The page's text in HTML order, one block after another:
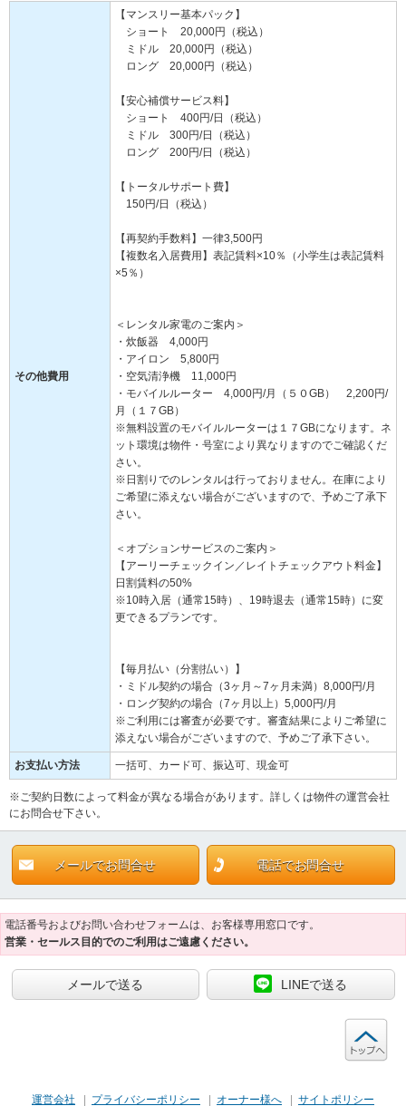
その他費用
【マンスリー基本パック】
ショート 20,000円（税込）
ミドル 20,000円（税込）
ロング 20,000円（税込）
【安心補償サービス料】
ショート 400円/日（税込）
ミドル 300円/日（税込）
ロング 200円/日（税込）
【トータルサポート費】
150円/日（税込）
【再契約手数料】一律3,500円
【複数名入居費用】表記賃料×10％（小学生は表記賃料
×5％）
＜レンタル家電のご案内＞
・炊飯器 4,000円
・アイロン 5,800円
・空気清浄機 11,000円
・モバイルルーター 4,000円/月（５０GB） 2,200円/
月（１７GB）
※無料設置のモバイルルーターは１７GBになります。ネ
ット環境は物件・号室により異なりますのでご確認くだ
さい。
※日割りでのレンタルは行っておりません。在庫により
ご希望に添えない場合がございますので、予めご了承下
さい。
＜オプションサービスのご案内＞
【アーリーチェックイン／レイトチェックアウト料金】
日割賃料の50%
※10時入居（通常15時）、19時退去（通常15時）に変
更できるプランです。
【毎月払い（分割払い）】
・ミドル契約の場合（3ヶ月～7ヶ月未満）8,000円/月
・ロング契約の場合（7ヶ月以上）5,000円/月
※ご利用には審査が必要です。審査結果によりご希望に
添えない場合がございますので、予めご了承下さい。
お支払い方法 一括可、カード可、振込可、現金可
※ご契約日数によって料金が異なる場合があります。詳しくは物件の運営会社
にお問合せ下さい。
メールでお問合せ 電話でお問合せ
電話番号およびお問い合わせフォームは、お客様専用窓口です。
営業・セールス目的でのご利用はご遠慮ください。
メールで送る LINEで送る
運営会社 | プライバシーポリシー | オーナー様へ | サイトポリシー